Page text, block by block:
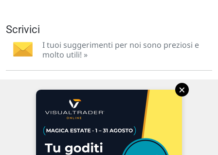
Scrivici
I tuoi suggerimenti per noi sono preziosi e
molto utili! »
Via Macanno, 38/A
P.IVA 02 452 460 401
×